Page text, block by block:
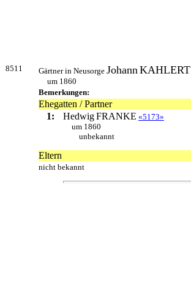
8511 Gärtner in Neusorge JohannKAHLERT
um 1860
Bemerkungen:
Ehegatten / Partner
1:
HedwigFRANKE «5173»
um 1860
unbekannt
Eltern
nicht bekannt